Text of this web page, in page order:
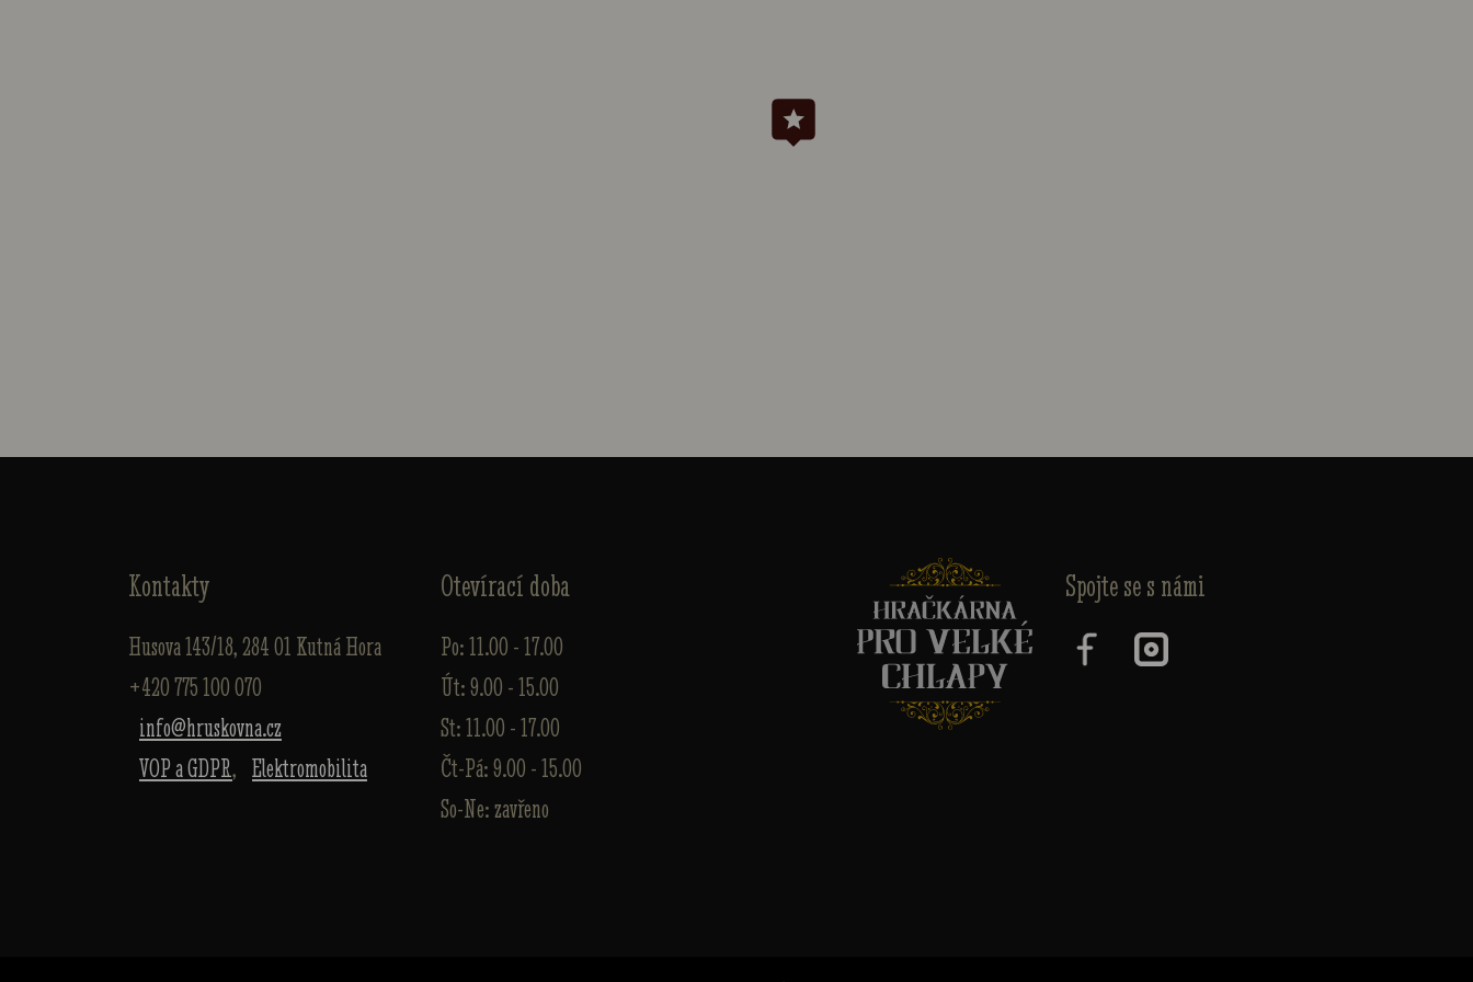
Kontakty
Husova 143/18, 284 01 Kutná Hora
+420 775 100 070
info@hruskovna.cz
VOP a GDPR, Elektromobilita
Otevírací doba
Po: 11.00 - 17.00
Út: 9.00 - 15.00
St: 11.00 - 17.00
Čt-Pá: 9.00 - 15.00
So-Ne: zavřeno
Spojte se s námi